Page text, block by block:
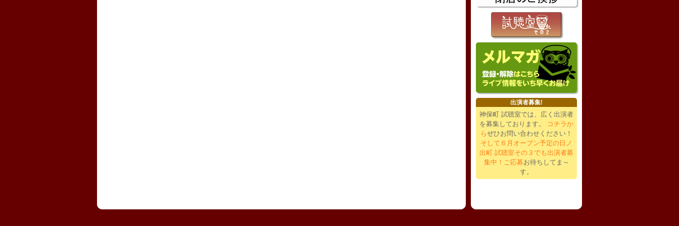
出演者募集!
神保町 試聴室では、広く出演者
を募集しております。
コチラか
らぜひお問い合わせください！
そして６月オープン予定の日ノ
出町 試聴室その３でも出演者募
集中！ご応募お待ちしてま～
す。